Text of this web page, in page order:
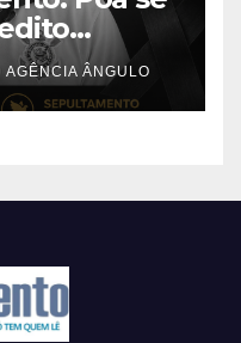
conhecido
AGÊNCIA ÂNGULO